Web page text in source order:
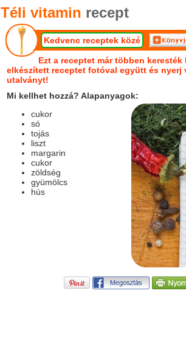
Téli vitamin recept
Kedvenc receptek közé
Ezt a receptet már többen
elkészített receptet fotóval együtt és nyerj
utalványt!
Mi kellhet hozzá? Alapanyagok:
cukor
só
tojás
liszt
margarin
cukor
zöldség
gyümölcs
hús